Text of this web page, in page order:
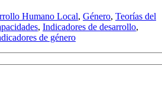
Humano Local, Género, Teorías del
, Indicadores de desarrollo,
de género